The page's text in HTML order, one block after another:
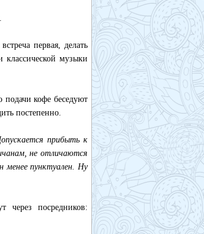
первая, делать
классической музыки
кофе беседуют
постепенно.
прибыть к
не отличаются
пунктуален. Ну
посредников: